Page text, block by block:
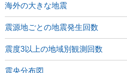
海外の大きな地震
震源地ごとの地震発生回数
震度3以上の地域別観測回数
震央分布図